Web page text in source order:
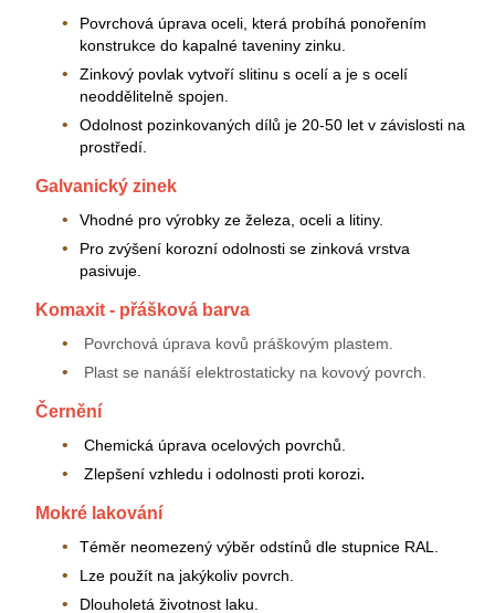
Povrchová úprava oceli, která probíhá ponořením
konstrukce do kapalné taveniny zinku.
Zinkový povlak vytvoří slitinu s ocelí a je s ocelí
neoddělitelně spojen.
Odolnost pozinkovaných dílů je 20-50 let v závislosti na
prostředí.
Galvanický zinek
Vhodné pro výrobky ze železa, oceli a litiny.
Pro zvýšení korozní odolnosti se zinková vrstva
pasivuje.
Komaxit - přášková barva
Povrchová úprava kovů práškovým plastem.
Plast se nanáší elektrostaticky na kovový povrch.
Černění
Chemická úprava ocelových povrchů.
Zlepšení vzhledu i odolnosti proti korozi.
Mokré lakování
Téměr neomezený výběr odstínů dle stupnice RAL.
Lze použít na jakýkoliv povrch.
Dlouholetá životnost laku.